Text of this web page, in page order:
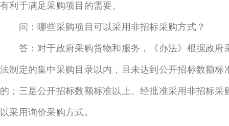
有利于满足采购项目的需要。
问：哪些采购项目可以采用非招标采购方式？
答：对于政府采购货物和服务，《办法》根据政府
法制定的集中采购目录以内，且未达到公开招标数额
的；三是公开招标数额标准以上、经批准采用非招标
以采用询价采购方式。